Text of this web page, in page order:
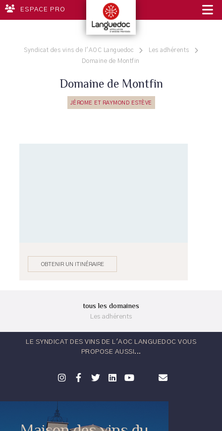
ESPACE PRO
Syndicat des vins de l'AOC Languedoc
Les adhérents
Domaine de Montfin
Domaine de Montfin
JÉROME ET RAYMOND ESTÈVE
OBTENIR UN ITINÉRAIRE
tous les domaines
Les adhérents
LE SYNDICAT DES VINS DE L'AOC LANGUEDOC VOUS
PROPOSE AUSSI...